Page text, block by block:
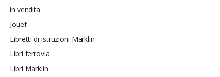
in vendita
Jouef
Libretti di istruzioni Marklin
Libri ferrovia
Libri Marklin